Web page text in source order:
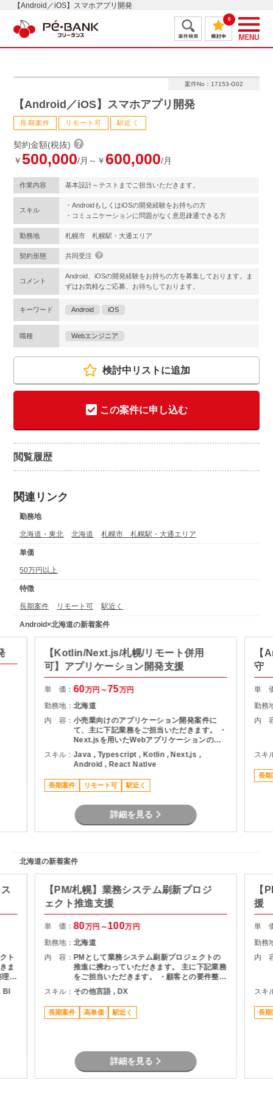
【Android／iOS】スマホアプリ開発
0
案件No：17153-G02
【Android／iOS】スマホアプリ開発
長期案件 リモート可 駅近く
契約金額(税抜)
￥500,000/月～￥ 600,000/月
作業内容 基本設計～テストまでご担当いただきます。
スキル
・AndroidもしくはiOSの開発経験をお持ちの方
・コミュニケーションに問題がなく意思疎通できる方
勤務地 札幌市 札幌駅・大通エリア
契約形態 共同受注
コメント
Android、iOSの開発経験をお持ちの方を募集しております。ま
ずはお気軽なご応募、お待ちしております。
キーワード Android iOS
職種 Webエンジニア
検討中リストに追加
この案件に申し込む
閲覧履歴
関連リンク
勤務地
北海道・東北 北海道 札幌市 札幌駅・大通エリア
単価
50万円以上
特徴
長期案件 リモート可 駅近く
Android×北海道の新着案件
【Kotlin/Next.js/札幌/リモート併用
可】アプリケーション開発支援
単 価：60万円～75万円
勤務地：北海道
内 容：小売業向けのアプリケーション開発案件に
て、主に下記業務をご担当いただきます。 ・
Next.jsを用いたWebアプリケーションの設
計・実装 ・KotlinによるAndroidアプリ開発
・API連携を前提とした業務ロジックの共通
化対応
スキル：Java , Typescript , Kotlin , Next.js ,
Android , React Native
長期案件 リモート可 駅近く
詳細を見る
【
守
単
勤務
内
スキ
長期
北海道の新着案件
ト
ま
理
細
進
【PM/札幌】業務システム刷新プロジ
ェクト推進支援
単 価：80万円～100万円
勤務地：北海道
内 容： PMとして業務システム刷新プロジェクトの
推進に携わっていただきます。 主に下記業務
をご担当いただきます。 ・顧客との要件整
理・課題整理 ・プロジェクト計画の策定およ
び進捗管理 ・開発チームとの調整およびマネ
ジメント ・品質、課題、リスク管理 ・関係
者向け資料作成および各種報告 ・要件定義か
スキル： その他言語 , DX
長期案件 高単価 駅近く
詳細を見る
【
援
単
勤務
内
スキ
長期